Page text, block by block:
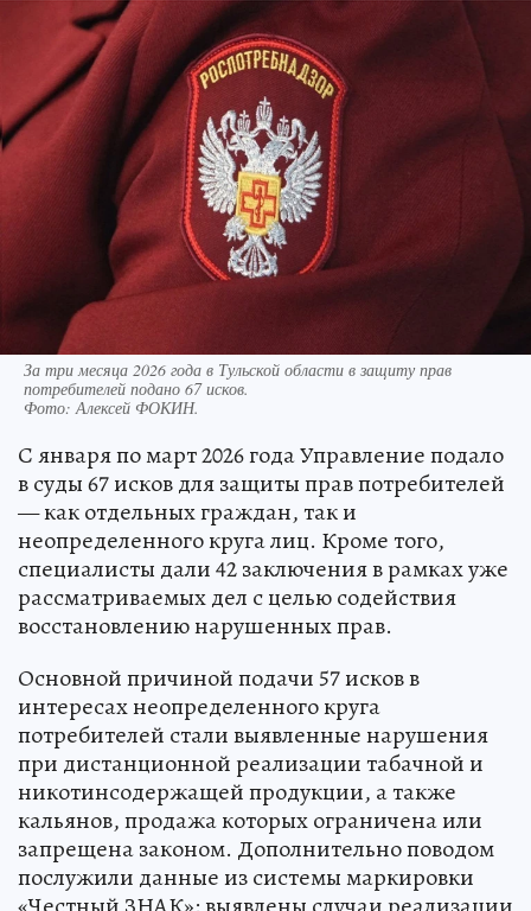
За три месяца 2026 года в Тульской области в защиту прав
потребителей подано 67 исков.
Фото:Алексей ФОКИН.
С января по март 2026 года Управление подало
в суды 67 исков для защиты прав потребителей
— как отдельных граждан, так и
неопределенного круга лиц. Кроме того,
специалисты дали 42 заключения в рамках уже
рассматриваемых дел с целью содействия
восстановлению нарушенных прав.
Основной причиной подачи 57 исков в
интересах неопределенного круга
потребителей стали выявленные нарушения
при дистанционной реализации табачной и
никотинсодержащей продукции, а также
кальянов, продажа которых ограничена или
запрещена законом. Дополнительно поводом
послужили данные из системы маркировки